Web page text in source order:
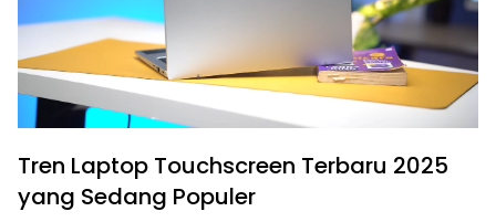
Tren Laptop Touchscreen Terbaru 2025
yang Sedang Populer